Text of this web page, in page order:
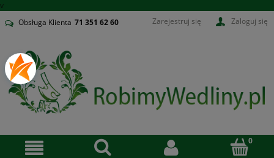
v
Obsługa Klienta 71 351 62 60 Zarejestruj się Zaloguj się